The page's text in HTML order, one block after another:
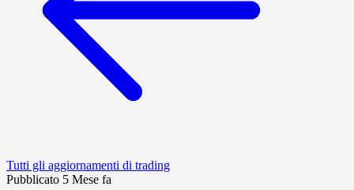
Tutti gli aggiornamenti di trading
Pubblicato 5 Mese fa